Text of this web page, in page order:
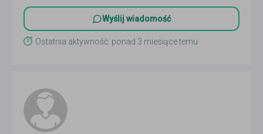
Wyślij wiadomość
Ostatnia aktywność: ponad 3 miesiące temu